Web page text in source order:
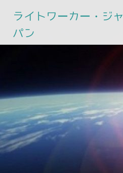
ライトワーカー・ジャ
パン